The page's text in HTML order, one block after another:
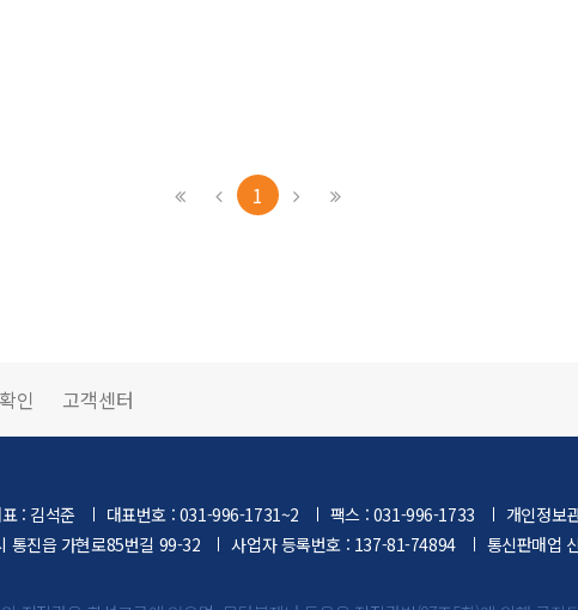
1
인 고객센터
: 김석준 대표번호 : 031-996-1731~2 팩스 : 031-996-1733 개인정보
통진읍 가현로85번길 99-32
사업자 등록번호 : 137-81-74894 통신판매업